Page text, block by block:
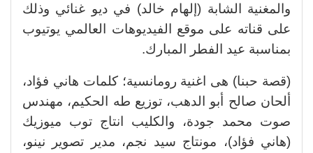
والمغنية الشابة (إلهام خالد) في ديو غنائي وذلك
على قناته على موقع الفيديوهات العالمي يوتيوب
بمناسبة عيد الفطر المبارك.
(قصة حبنا) هى اغنية رومانسية؛ كلمات هاني فؤاد،
ألحان صالح أبو الدهب، توزيع طه الحكيم، مهندس
صوت محمد جودة، والكليب انتاج توب ميوزيك
(هاني فؤاد)، مونتاج سيد نجم، مدير تصوير نينو،